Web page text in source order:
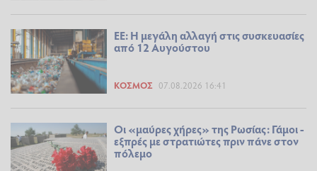
ΕΕ: Η μεγάλη αλλαγή στις συσκευασίες
από 12 Αυγούστου
ΚΌΣΜΟΣ 07.08.2026 16:41
Οι «μαύρες χήρες» της Ρωσίας: Γάμοι -
εξπρές με στρατιώτες πριν πάνε στον
πόλεμο